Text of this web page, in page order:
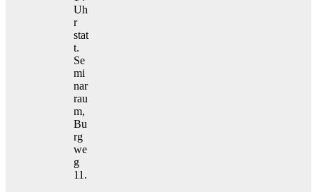
Uh
r
stat
t.
Se
mi
nar
rau
m,
Bu
rg
we
g
11.